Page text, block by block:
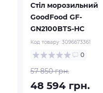
Стіл морозильний
GoodFood GF-
GN2100BTS-HC
Код товару: 3096673361
0
57 850 грн.
48 594 грн.